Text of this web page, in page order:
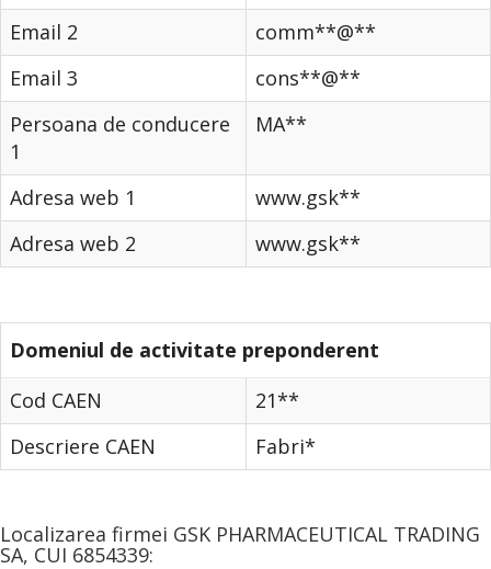
Email 2
comm**@**
Email 3
cons**@**
Persoana de conducere
1
MA**
Adresa web 1
www.gsk**
Adresa web 2
www.gsk**
Domeniul de activitate preponderent
Cod CAEN
21**
Descriere CAEN
Fabri*
Localizarea firmei GSK PHARMACEUTICAL TRADING
SA, CUI 6854339: